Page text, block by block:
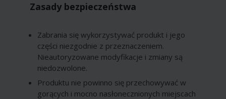
Zasady bezpieczeństwa
Zabrania się wykorzystywać produkt i jego
części niezgodnie z przeznaczeniem.
Nieautoryzowane modyfikacje i zmiany są
niedozwolone.
Produktu nie powinno się przechowywać w
gorących i mocno nasłonecznionych miejscach